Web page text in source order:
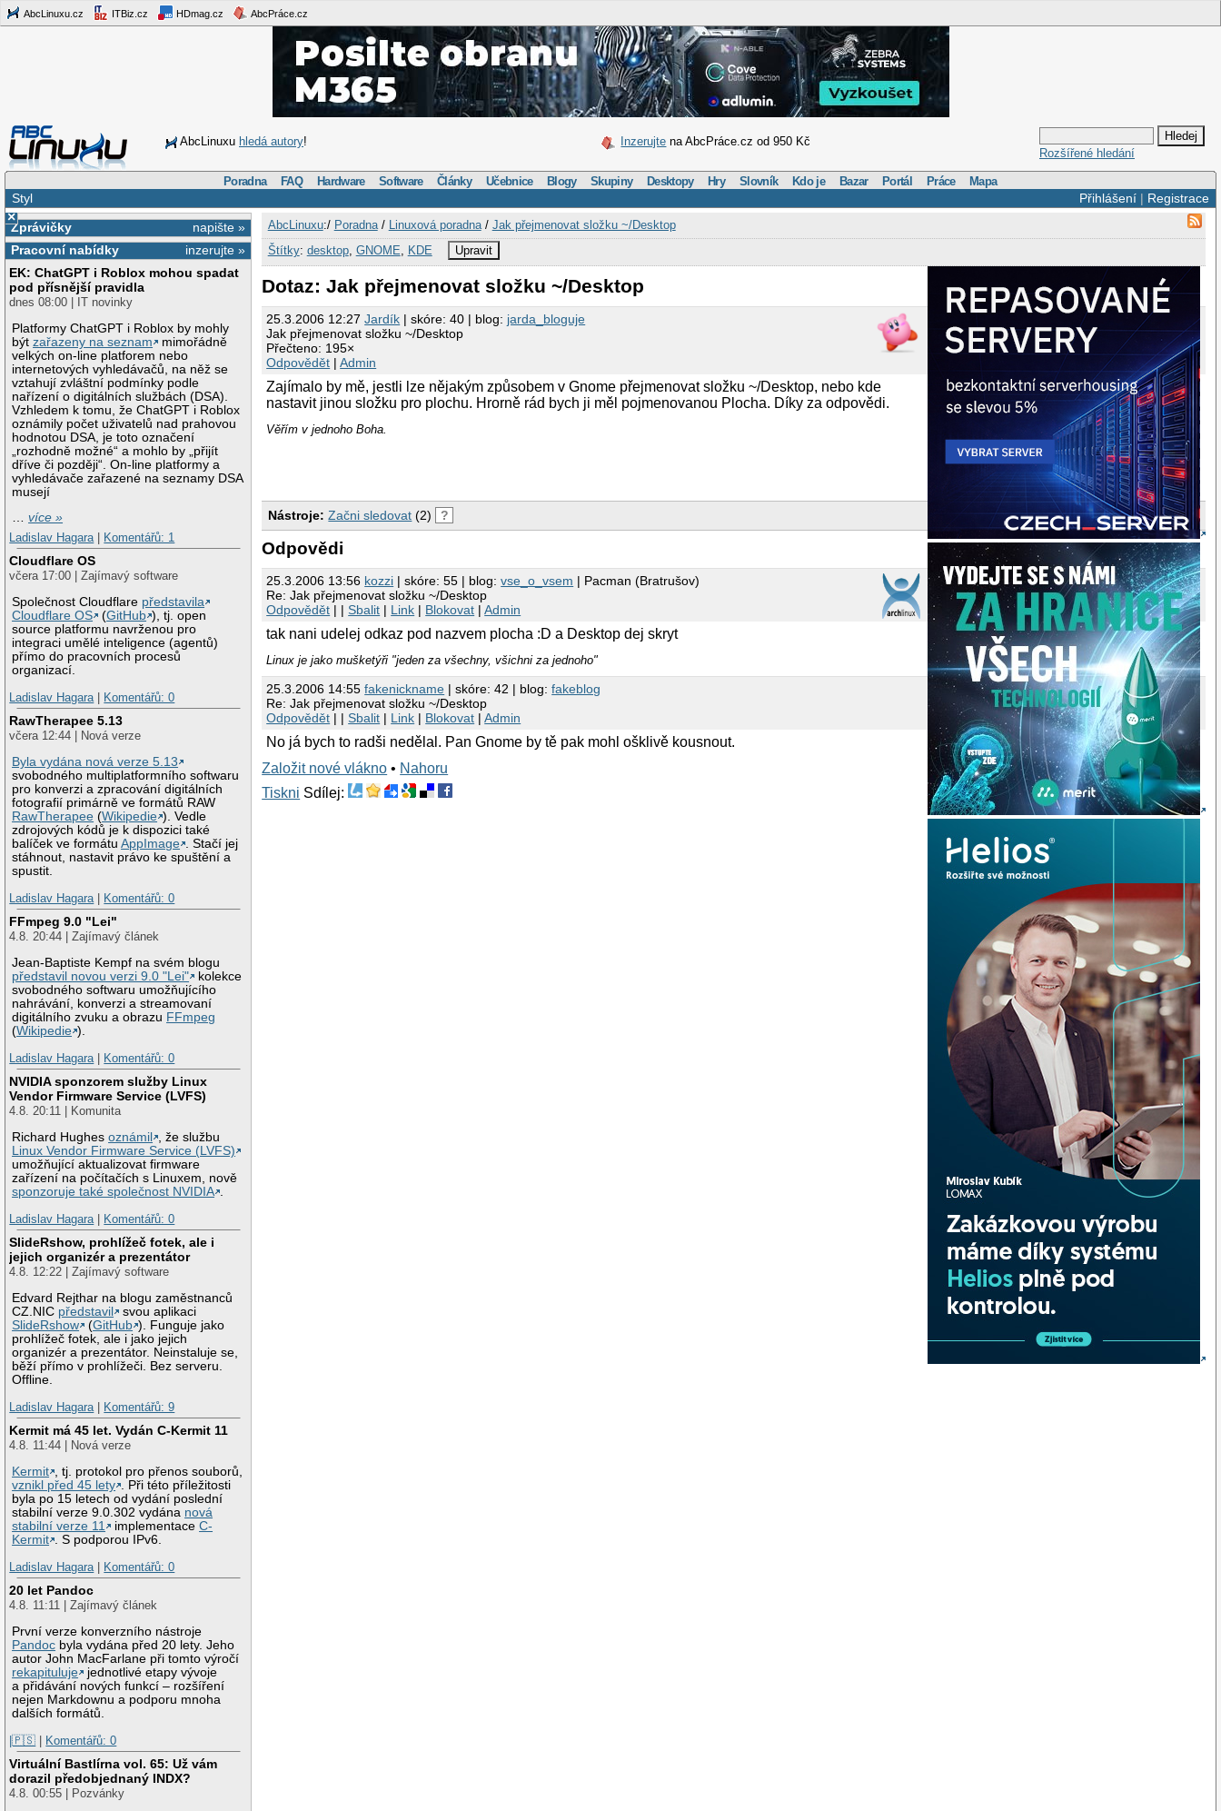
AbcLinuxu.cz ITBiz.cz HDmag.cz AbcPráce.cz
AbcLinuxu hledá autory! Inzerujte na AbcPráce.cz od 950 Kč
Rozšířené hledání
Poradna FAQ Hardware Software Články Učebnice Blogy Skupiny Desktopy Hry Slovník Kdo je Bazar Portál Práce Mapa
Přihlášení| Registrace
Styl
×
napište »
Zprávičky
inzerujte »
Pracovní nabídky
EK: ChatGPT i Roblox mohou spadat
pod přísnější pravidla
dnes 08:00 | IT novinky
Platformy ChatGPT i Roblox by mohly
býtzařazeny na seznam
mimořádně
velkých on-line platforem nebo
internetových vyhledávačů, na něž se
vztahují zvláštní podmínky podle
nařízení o digitálních službách (DSA).
Vzhledem k tomu, že ChatGPT i Roblox
oznámily počet uživatelů nad prahovou
hodnotou DSA, je toto označení
„rozhodně možné“ a mohlo by „přijít
dříve či později“. On-line platformy a
vyhledávače zařazené na seznamy DSA
musejí
…více »
Ladislav Hagara
Komentářů: 1
Cloudflare OS
včera 17:00 | Zajímavý software
Společnost Cloudflare představila
Cloudflare OS
(GitHub ), tj. open
source platformu navrženou pro
integraci umělé inteligence (agentů)
přímo do pracovních procesů
organizací.
Ladislav Hagara
Komentářů: 0
RawTherapee 5.13
včera 12:44 | Nová verze
Byla vydána nová verze 5.13
svobodného multiplatformního softwaru
pro konverzi a zpracování digitálních
fotografií primárně ve formátů RAW
RawTherapee (Wikipedie ). Vedle
zdrojových kódů je k dispozici také
balíček ve formátuAppImage . Stačí jej
stáhnout, nastavit právo ke spuštění a
spustit.
Ladislav Hagara
Komentářů: 0
FFmpeg 9.0 "Lei"
4.8. 20:44 | Zajímavý článek
Jean-Baptiste Kempf na svém blogu
představil novou verzi 9.0 "Lei"
kolekce
svobodného softwaru umožňujícího
nahrávání, konverzi a streamovaní
digitálního zvuku a obrazu FFmpeg
(Wikipedie ).
Ladislav Hagara
Komentářů: 0
NVIDIA sponzorem služby Linux
Vendor Firmware Service (LVFS)
4.8. 20:11 | Komunita
Richard Hughesoznámil
, že službu
Linux Vendor Firmware Service (LVFS)
umožňující aktualizovat firmware
zařízení na počítačích s Linuxem, nově
sponzoruje také společnost NVIDIA .
Ladislav Hagara | Komentářů: 0
SlideRshow, prohlížeč fotek, ale i
jejich organizér a prezentátor
4.8. 12:22 | Zajímavý software
Edvard Rejthar na blogu zaměstnanců
CZ.NIC představil
svou aplikaci
SlideRshow
(GitHub ). Funguje jako
prohlížeč fotek, ale i jako jejich
organizér a prezentátor. Neinstaluje se,
běží přímo v prohlížeči. Bez serveru.
Offline.
Ladislav Hagara | Komentářů: 9
Kermit má 45 let. Vydán C-Kermit 11
4.8. 11:44 | Nová verze
Kermit , tj. protokol pro přenos souborů,
vznikl před 45 lety . Při této příležitosti
byla po 15 letech od vydání poslední
stabilní verze 9.0.302 vydána nová
stabilní verze 11
implementaceC-
Kermit . S podporou IPv6.
Ladislav Hagara | Komentářů: 0
20 let Pandoc
4.8. 11:11 | Zajímavý článek
První verze konverzního nástroje
Pandoc byla vydána před 20 lety. Jeho
autor John MacFarlane při tomto výročí
rekapituluje
jednotlivé etapy vývoje
a přidávání nových funkcí – rozšíření
nejen Markdownu a podporu mnoha
dalších formátů.
|🇵🇸 | Komentářů: 0
Virtuální Bastlírna vol. 65: Už vám
dorazil předobjednaný INDX?
4.8. 00:55 | Pozvánky
AbcLinuxu:/ Poradna/ Linuxová poradna/ Jak přejmenovat složku ~/Desktop
Štítky: desktop, GNOME KDE Upravit
Dotaz: Jak přejmenovat složku ~/Desktop
25.3.2006 12:27Jardík | skóre: 40 | blog: jarda_bloguje
Jak přejmenovat složku ~/Desktop
Přečteno: 195×
Odpovědět |Admin
Zajímalo by mě, jestli lze nějakým způsobem v Gnome přejmenovat složku ~/Desktop, nebo kde
nastavit jinou složku pro plochu. Hrorně rád bych ji měl pojmenovanou Plocha. Díky za odpovědi.
Věřím v jednoho Boha.
Nástroje: Začni sledovat (2) ?
Odpovědi
25.3.2006 13:56 kozzi | skóre: 55 | blog:vse_o_vsem | Pacman (Bratrušov)
Re: Jak přejmenovat složku ~/Desktop
Odpovědět | |Sbalit | Link | Blokovat |Admin
tak nani udelej odkaz pod nazvem plocha :D a Desktop dej skryt
Linux je jako mušketýři "jeden za všechny, všichni za jednoho"
25.3.2006 14:55fakenickname | skóre: 42 | blog:fakeblog
Re: Jak přejmenovat složku ~/Desktop
Odpovědět | |Sbalit | Link | Blokovat |Admin
No já bych to radši nedělal. Pan Gnome by tě pak mohl ošklivě kousnout.
Založit nové vlákno • Nahoru
Tiskni Sdílej: